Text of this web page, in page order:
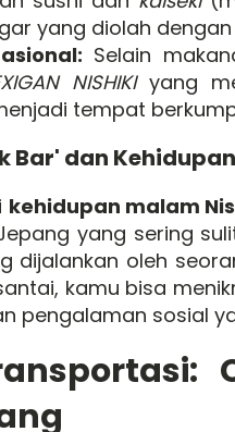
yang diolah
Selain
NISHIKIyang
tempat
Bar' dan
kehidupan malam
yang sering
dijalankan oleh
kamu bisa
pengalaman sosial